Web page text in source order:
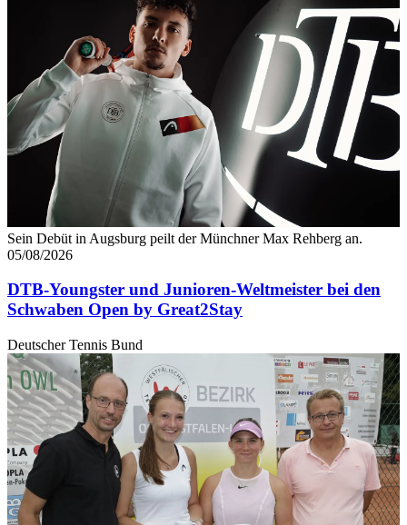
Sein Debüt in Augsburg peilt der Münchner Max Rehberg an.
05/08/2026
DTB-Youngster und Junioren-Weltmeister bei den
Schwaben Open by Great2Stay
Deutscher Tennis Bund